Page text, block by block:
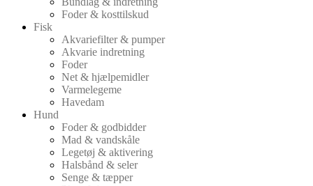
Foder & kosttilskud
Fisk
Akvariefilter & pumper
Akvarie indretning
Foder
Net & hjælpemidler
Varmelegeme
Havedam
Hund
Foder & godbidder
Mad & vandskåle
Legetøj & aktivering
Halsbånd & seler
Senge & tæpper